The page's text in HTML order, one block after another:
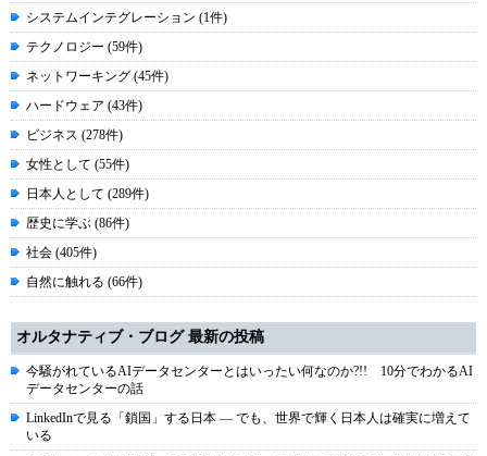
システムインテグレーション (1件)
テクノロジー (59件)
ネットワーキング (45件)
ハードウェア (43件)
ビジネス (278件)
女性として (55件)
日本人として (289件)
歴史に学ぶ (86件)
社会 (405件)
自然に触れる (66件)
オルタナティブ・ブログ 最新の投稿
今騒がれているAIデータセンターとはいったい何なのか?!! 10分でわかるAI
データセンターの話
LinkedInで見る「鎖国」する日本 ― でも、世界で輝く日本人は確実に増えて
いる